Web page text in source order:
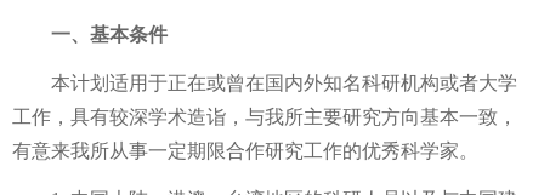
一、基本条件
本计划适用于正在或曾在国内外知名科研机构或者大学
工作，具有较深学术造诣，与我所主要研究方向基本一致，
有意来我所从事一定期限合作研究工作的优秀科学家。